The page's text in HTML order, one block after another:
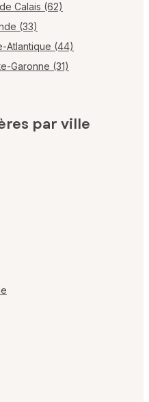
Calais (62)
(33)
Atlantique (44)
Garonne (31)
par ville